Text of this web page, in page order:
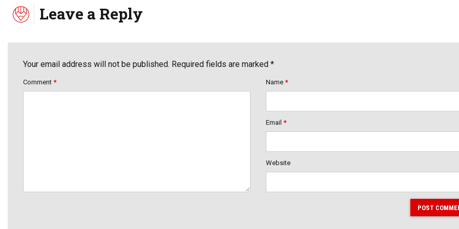
Leave a Reply
Your email address will not be published. Required fields are marked *
Comment * Name *
Email *
Website
POST